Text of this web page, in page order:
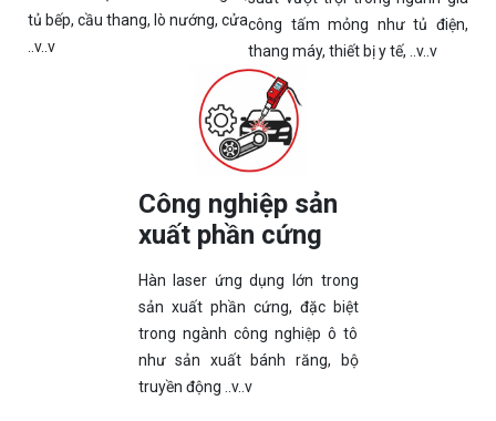
tủ bếp, cầu thang, lò nướng, cửa
..v..v
công tấm mỏng như tủ điện,
thang máy, thiết bị y tế, ..v..v
Công nghiệp sản
xuất phần cứng
Hàn laser ứng dụng lớn trong
sản xuất phần cứng, đặc biệt
trong ngành công nghiệp ô tô
như sản xuất bánh răng, bộ
truyền động ..v..v